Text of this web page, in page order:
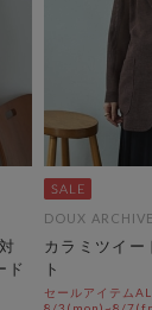
ド
DOUX
カラミツイー
ト
セールアイテム